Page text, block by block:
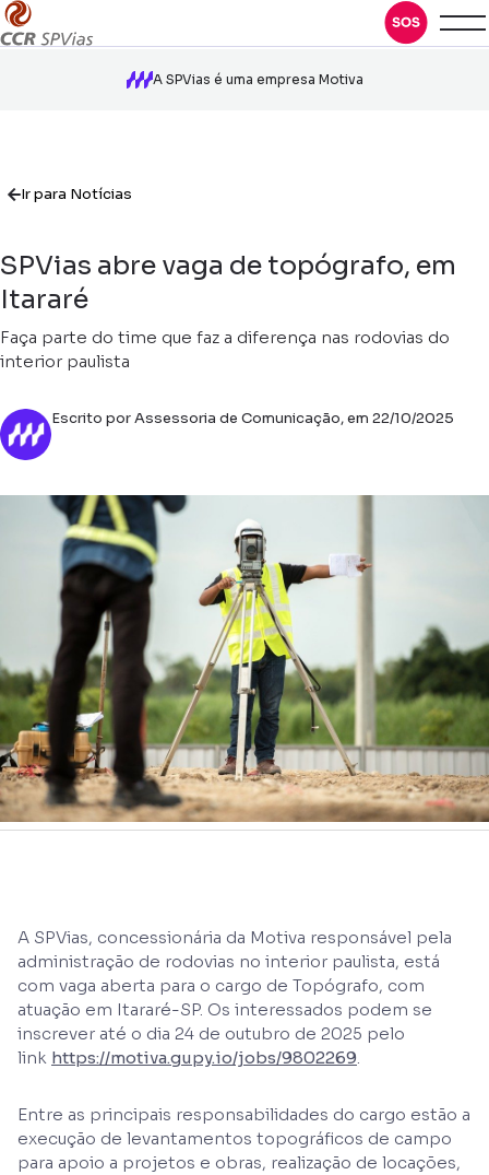
A SPVias é uma empresa Motiva
Ir para Notícias
SPVias abre vaga de topógrafo, em
Itararé
Faça parte do time que faz a diferença nas rodovias do
interior paulista
Escrito por Assessoria de Comunicação, em 22/10/2025
A SPVias, concessionária da Motiva responsável pela
administração de rodovias no interior paulista, está
com vaga aberta para o cargo de Topógrafo, com
atuação em Itararé-SP. Os interessados podem se
inscrever até o dia 24 de outubro de 2025 pelo
link https://motiva.gupy.io/jobs/9802269.
Entre as principais responsabilidades do cargo estão a
execução de levantamentos topográficos de campo
para apoio a projetos e obras, realização de locações,